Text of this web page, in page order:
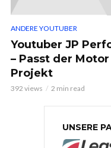
ANDERE YOUTUBER
Youtuber JP
– Passt der Motor
Projekt
392 views 2 min read
UNSERE